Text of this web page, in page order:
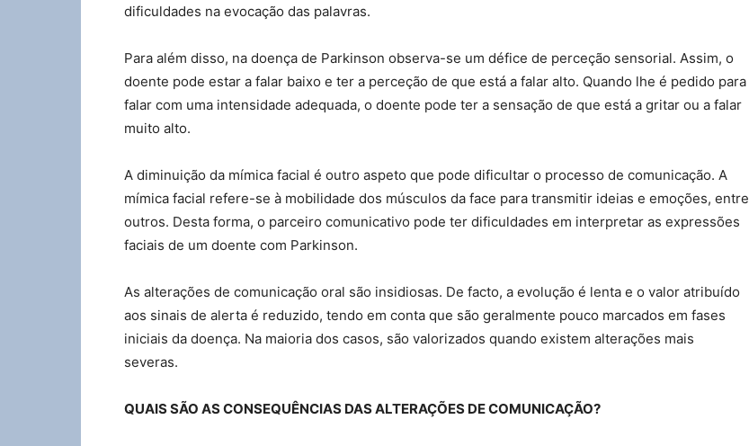
dificuldades na evocação das palavras.
Para além disso, na doença de Parkinson observa-se um défice de perceção sensorial. Assim, o
doente pode estar a falar baixo e ter a perceção de que está a falar alto. Quando lhe é pedido para
falar com uma intensidade adequada, o doente pode ter a sensação de que está a gritar ou a falar
muito alto.
A diminuição da mímica facial é outro aspeto que pode dificultar o processo de comunicação. A
mímica facial refere-se à mobilidade dos músculos da face para transmitir ideias e emoções, entre
outros. Desta forma, o parceiro comunicativo pode ter dificuldades em interpretar as expressões
faciais de um doente com Parkinson.
As alterações de comunicação oral são insidiosas. De facto, a evolução é lenta e o valor atribuído
aos sinais de alerta é reduzido, tendo em conta que são geralmente pouco marcados em fases
iniciais da doença. Na maioria dos casos, são valorizados quando existem alterações mais
severas.
QUAIS SÃO AS CONSEQUÊNCIAS DAS ALTERAÇÕES DE COMUNICAÇÃO?